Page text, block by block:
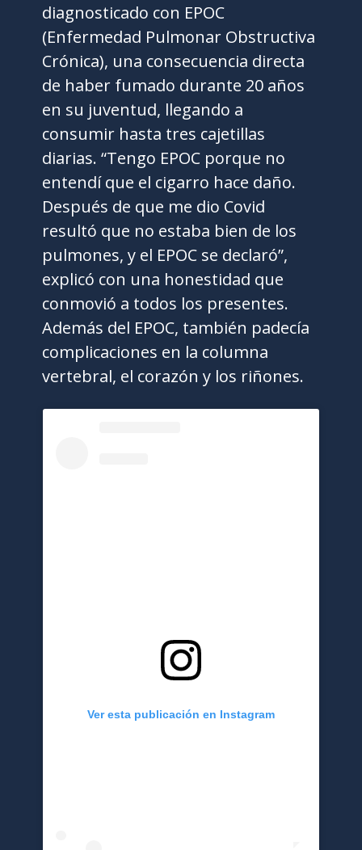
diagnosticado con EPOC
(Enfermedad Pulmonar Obstructiva
Crónica), una consecuencia directa
de haber fumado durante 20 años
en su juventud, llegando a
consumir hasta tres cajetillas
diarias. “Tengo EPOC porque no
entendí que el cigarro hace daño.
Después de que me dio Covid
resultó que no estaba bien de los
pulmones, y el EPOC se declaró”,
explicó con una honestidad que
conmovió a todos los presentes.
Además del EPOC, también padecía
complicaciones en la columna
vertebral, el corazón y los riñones.
Ver esta publicación en Instagram